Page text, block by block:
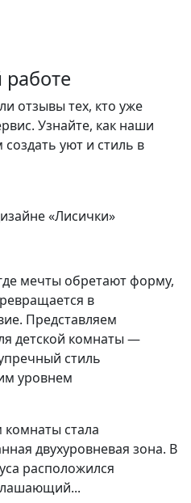
отзывы тех, кто уже
Узнайте, как наши
уют и стиль в
«Лисички»
мечты обретают форму,
в
Представляем
детской комнаты —
стиль
уровнем
стала
двухуровневая зона. В
расположился